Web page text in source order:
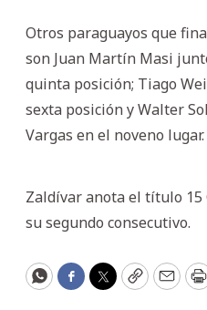
Otros paraguayos que
son Juan Martín Masi
quinta posición; Tiago
sexta posición y Walter
Vargas en el noveno lugar.
Zaldívar anota el título 15
su segundo consecutivo.
WhatsApp
Facebook
Twitter
Copy